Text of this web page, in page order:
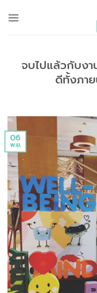
จบไปแล้วกับง
ดีทั้งภา
06
พ.ย.